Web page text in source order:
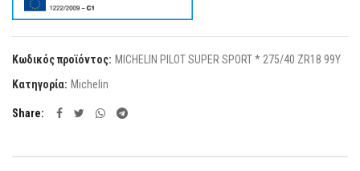
Κωδικός προϊόντος: MICHELIN PILOT SUPER SPORT * 275/40 ZR18 99Y
Κατηγορία: Michelin
Share